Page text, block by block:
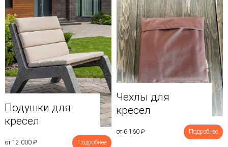
Подушки для
кресел
от 12 000 ₽ Подробнее
Чехлы для
кресел
от 6 160 ₽ Подробнее